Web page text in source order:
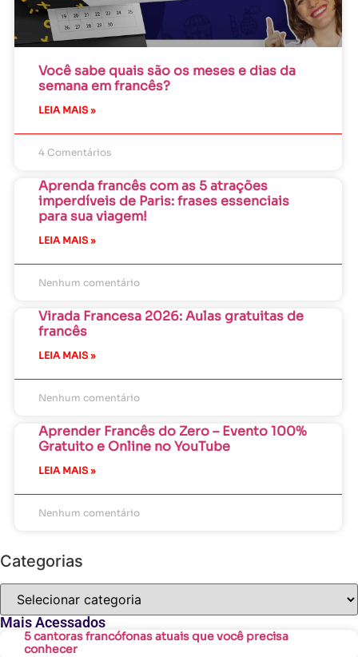
Você sabe quais são os meses e dias da
semana em francês?
LEIA MAIS »
4 Comentários
Aprenda francês com as 5 atrações
imperdíveis de Paris: frases essenciais
para sua viagem!
LEIA MAIS »
Nenhum comentário
Virada Francesa 2026: Aulas gratuitas de
francês
LEIA MAIS »
Nenhum comentário
Aprender Francês do Zero – Evento 100%
Gratuito e Online no YouTube
LEIA MAIS »
Nenhum comentário
Categorias
Mais Acessados
5 cantoras francófonas atuais que você precisa
conhecer